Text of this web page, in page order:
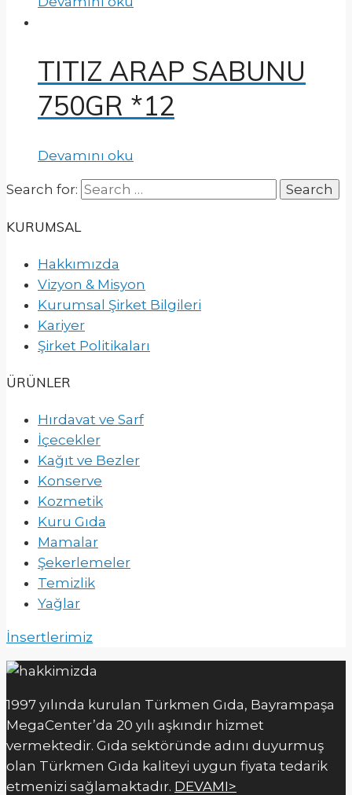
TITIZ ARAP SABUNU
750GR *12
Devamını oku
Search for:
KURUMSAL
Hakkımızda
Vizyon & Misyon
Kurumsal Şirket Bilgileri
Kariyer
Şirket Politikaları
ÜRÜNLER
Hırdavat ve Sarf
İçecekler
Kağıt ve Bezler
Konserve
Kozmetik
Kuru Gıda
Mamalar
Şekerlemeler
Temizlik
Yağlar
İnsertlerimiz
1997 yılında kurulan Türkmen Gıda, Bayrampaşa
MegaCenter’da 20 yılı aşkındır hizmet
vermektedir. Gıda sektöründe adını duyurmuş
olan Türkmen Gıda kaliteyi uygun fiyata tedarik
etmenizi sağlamaktadır. DEVAMI>